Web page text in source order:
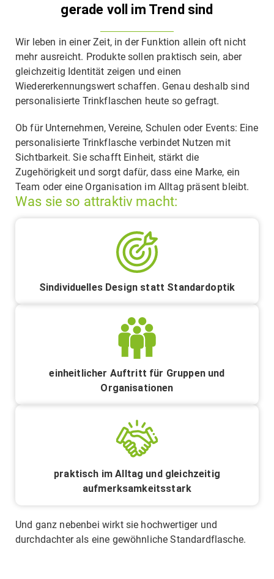
gerade voll im Trend sind
Wir leben in einer Zeit, in der Funktion allein oft nicht
mehr ausreicht. Produkte sollen praktisch sein, aber
gleichzeitig Identität zeigen und einen
Wiedererkennungswert schaffen. Genau deshalb sind
personalisierte Trinkflaschen heute so gefragt.
Ob für Unternehmen, Vereine, Schulen oder Events: Eine
personalisierte Trinkflasche verbindet Nutzen mit
Sichtbarkeit. Sie schafft Einheit, stärkt die
Zugehörigkeit und sorgt dafür, dass eine Marke, ein
Team oder eine Organisation im Alltag präsent bleibt.
Was sie so attraktiv macht:
Sindividuelles Design statt Standardoptik
einheitlicher Auftritt für Gruppen und
Organisationen
praktisch im Alltag und gleichzeitig
aufmerksamkeitsstark
Und ganz nebenbei wirkt sie hochwertiger und
durchdachter als eine gewöhnliche Standardflasche.